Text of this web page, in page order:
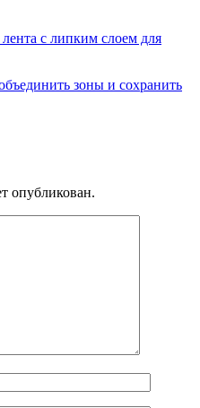
с липким слоем для
зоны и сохранить
опубликован.